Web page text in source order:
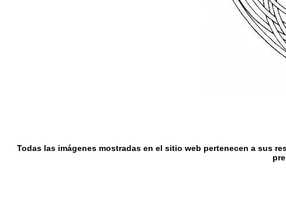
Todas las imágenes mostradas en el sitio web pertenecen a sus